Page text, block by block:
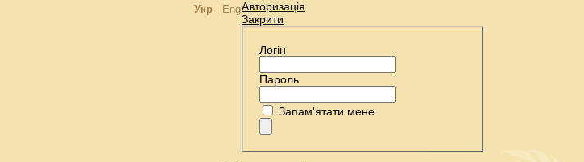
Укр EngАвторизація
Закрити
Логін
Пароль
Запам'ятати мене